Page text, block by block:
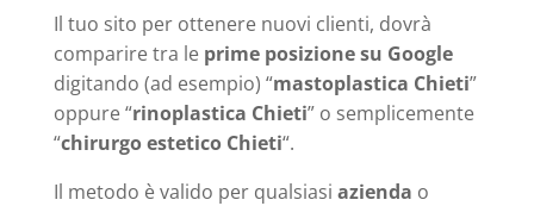
Il tuo sito per ottenere nuovi clienti, dovrà
comparire tra le prime posizione su Google
digitando (ad esempio) “mastoplastica Chieti”
oppure “rinoplastica Chieti” o semplicemente
“chirurgo estetico Chieti“.
Il metodo è valido per qualsiasi azienda o